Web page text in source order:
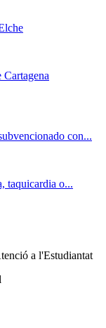
con...
taquicardia o...
a l'Estudiantat